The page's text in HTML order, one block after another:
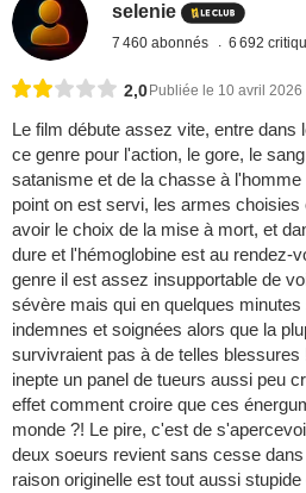
selenie
7 460 abonnés 6 692
2,0 Publiée le 10 avril 2026
Le film débute assez vite, entre dans
ce genre pour l'action, le gore, le
satanisme et de la chasse à
point on est servi, les armes choisies
avoir le choix de la mise à mort, et
dure et l'hémoglobine est au rendez-
genre il est assez insupportable de
sévère mais qui en quelques
indemnes et soignées alors que la
survivraient pas à de telles
inepte un panel de tueurs aussi peu
effet comment croire que ces
monde ?! Le pire, c'est de
deux soeurs revient sans cesse
raison originelle est tout aussi